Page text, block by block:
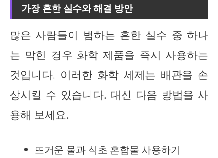
가장 흔한 실수와 해결 방안
많은 사람들이 범하는 흔한 실수 중 하나
는 막힌 경우 화학 제품을 즉시 사용하는
것입니다. 이러한 화학 세제는 배관을 손
상시킬 수 있습니다. 대신 다음 방법을 사
용해 보세요.
뜨거운 물과 식초 혼합물 사용하기